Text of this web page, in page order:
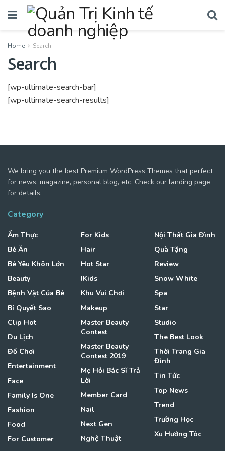
Home Search
Search
[wp-ultimate-search-bar]
[wp-ultimate-search-results]
We bring you the best Premium WordPress Themes that perfect
for news, magazine, personal blog, etc. Check our landing page
for details.
Category
Ẩm Thực
Bé Ăn
Bé Yêu Khôn Lớn
Beauty
Bệnh Vặt Của Bé
Bí Quyết Sao
Clip Hot
Du Lịch
Đồ Chơi
Entertainment
Face
Family Is One
Fashion
Food
For Customer
For Kids
Hair
Hot Star
IKids
Khu Vui Chơi
Makeup
Master Beauty
Contest
Master Beauty
Contest 2019
Mẹ Hỏi Bác Sĩ Trả
Lời
Member Card
Nail
Next Gen
Nghệ Thuật
Nội Thất Gia Đình
Quà Tặng
Review
Snow White
Spa
Star
Studio
The Best Look
Thời Trang Gia
Đình
Tin Tức
Top News
Trend
Trường Học
Xu Hướng Tóc